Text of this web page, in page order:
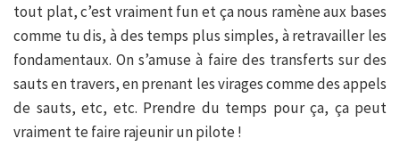
tout plat, c’est vraiment fun et ça nous ramène aux bases
comme tu dis, à des temps plus simples, à retravailler les
fondamentaux. On s’amuse à faire des transferts sur des
sauts en travers, en prenant les virages comme des appels
de sauts, etc, etc. Prendre du temps pour ça, ça peut
vraiment te faire rajeunir un pilote !